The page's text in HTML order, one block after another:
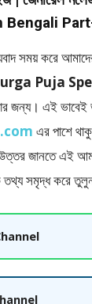
Bengali
সময় করে
Durga Puja
জন্য। এই ভাবেই
এর পাশে
জানতে এই
তথ্য সমৃদ্ধ করে